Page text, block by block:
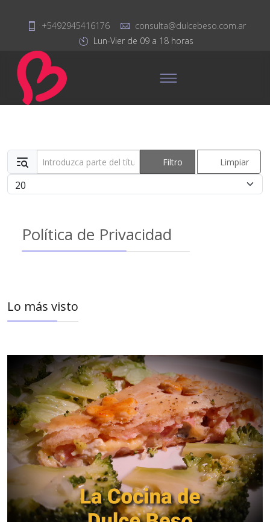
+5492945416176
consulta@dulcebeso.com.ar
Lun-Vier de 09 a 18 horas
Introduzca parte del título Filtro Limpiar
Cantidad
Política de Privacidad
Lo más visto